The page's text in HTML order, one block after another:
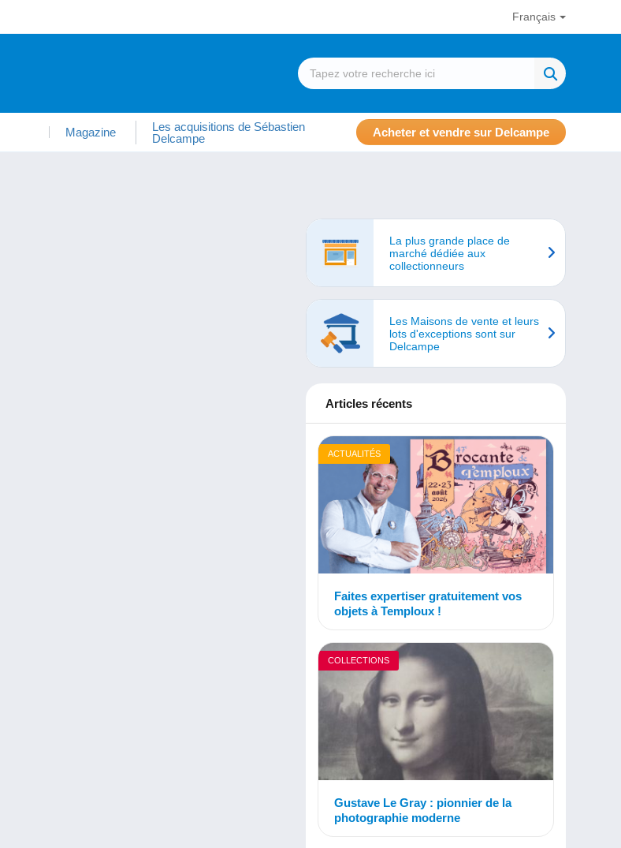
Français
Magazine
Les acquisitions de Sébastien
Delcampe
Acheter et vendre sur Delcampe
La plus grande place de
marché dédiée aux
collectionneurs
Les Maisons de vente et leurs
lots d'exceptions sont sur
Delcampe
Articles récents
ACTUALITÉS
Faites expertiser gratuitement vos
objets à Temploux !
COLLECTIONS
Gustave Le Gray : pionnier de la
photographie moderne